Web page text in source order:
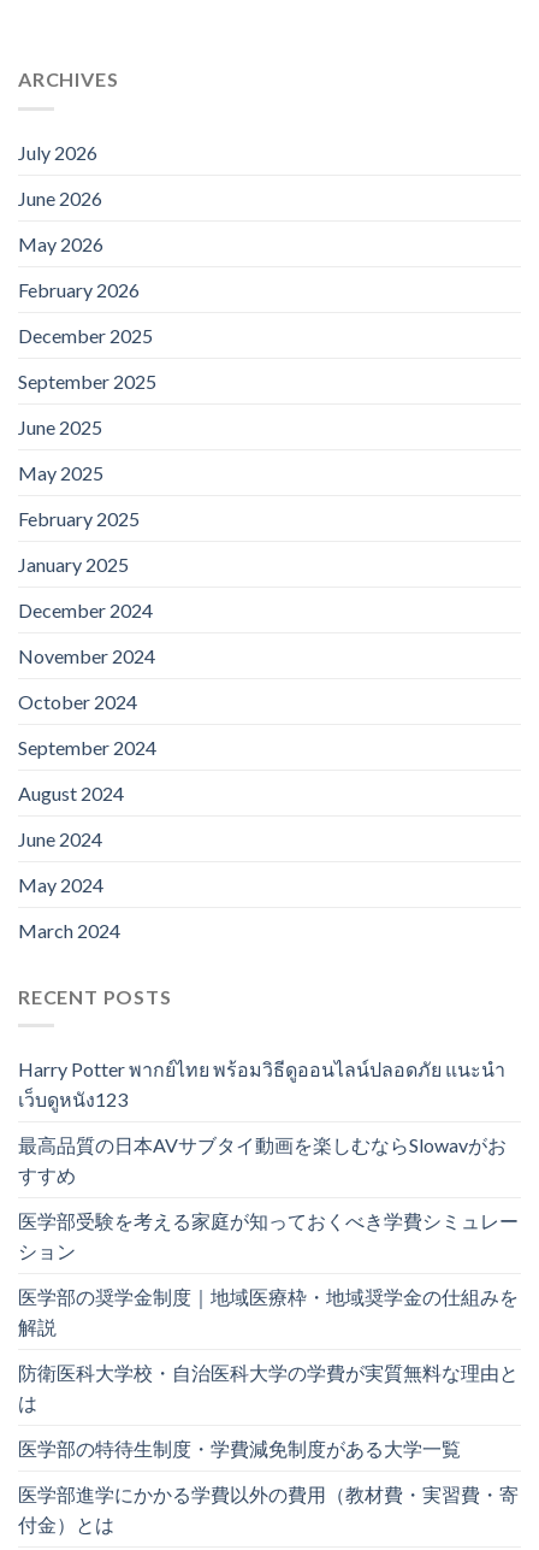
ARCHIVES
July 2026
June 2026
May 2026
February 2026
December 2025
September 2025
June 2025
May 2025
February 2025
January 2025
December 2024
November 2024
October 2024
September 2024
August 2024
June 2024
May 2024
March 2024
RECENT POSTS
Harry Potter พากย์ไทย พร้อมวิธีดูออนไลน์ปลอดภัย แนะนำ
เว็บดูหนัง123
最高品質の日本AVサブタイ動画を楽しむならSlowavがお
すすめ
医学部受験を考える家庭が知っておくべき学費シミュレー
ション
医学部の奨学金制度｜地域医療枠・地域奨学金の仕組みを
解説
防衛医科大学校・自治医科大学の学費が実質無料な理由と
は
医学部の特待生制度・学費減免制度がある大学一覧
医学部進学にかかる学費以外の費用（教材費・実習費・寄
付金）とは